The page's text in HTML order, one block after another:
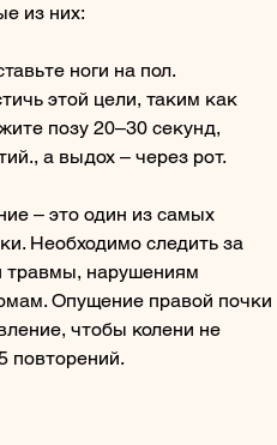
из них:
ноги на пол.
этой цели, таким как
позу 20–30 секунд,
а выдох – через рот.
– это один из самых
Необходимо следить за
травмы, нарушениям
Опущение правой почки
чтобы колени не
повторений.